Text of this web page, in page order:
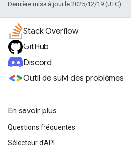
Dernière mise à jour le 2025/12/19 (UTC).
Stack Overflow
GitHub
Discord
Outil de suivi des problèmes
En savoir plus
Questions fréquentes
Sélecteur d'API